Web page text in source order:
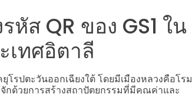
ส QR ของ GS1 ใน
ทศอิตาลี
รปตะวันออกเฉียงใต้ โดยมีเมืองหลวงคือโรม
กด้วยการสร้างสถาปัตยกรรมที่มีคุณค่าและ